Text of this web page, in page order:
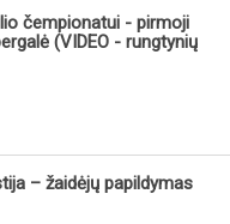
čempionatui - pirmoji
(VIDEO - rungtynių
– žaidėjų papildymas